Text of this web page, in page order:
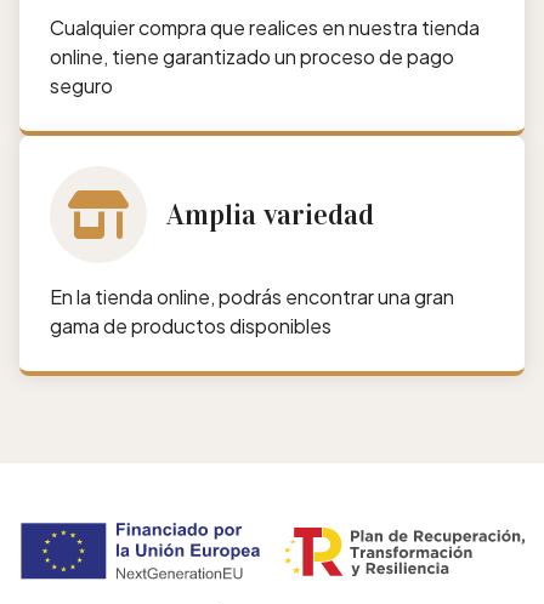
Cualquier compra que realices en nuestra tienda
online, tiene garantizado un proceso de pago
seguro
Amplia variedad
En la tienda online, podrás encontrar una gran
gama de productos disponibles